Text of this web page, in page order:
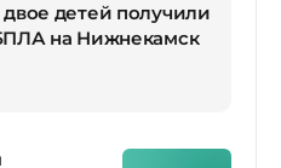
детей получили
на Нижнекамск